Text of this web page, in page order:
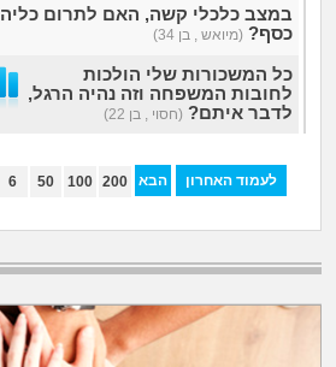
במצב כלכלי קשה, האם לתרום
כסף? (מיואש , בן 34)
כל המשכורות שלי הולכות
לחובות המשפחה וזה נהיה הרגל,
לדבר איתם? (חסוי , בן 22)
6 50 100 200 הבא לעמוד האחרון